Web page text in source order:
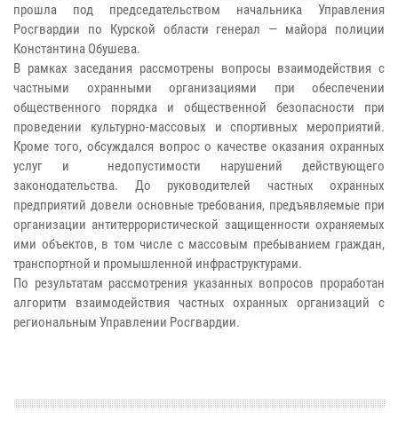
прошла под председательством начальника Управления
Росгвардии по Курской области генерал — майора полиции
Константина Обушева.
В рамках заседания рассмотрены вопросы взаимодействия с
частными охранными организациями при обеспечении
общественного порядка и общественной безопасности при
проведении культурно-массовых и спортивных мероприятий.
Кроме того, обсуждался вопрос о качестве оказания охранных
услуг и недопустимости нарушений действующего
законодательства. До руководителей частных охранных
предприятий довели основные требования, предъявляемые при
организации антитеррористической защищенности охраняемых
ими объектов, в том числе с массовым пребыванием граждан,
транспортной и промышленной инфраструктурами.
По результатам рассмотрения указанных вопросов проработан
алгоритм взаимодействия частных охранных организаций с
региональным Управлении Росгвардии.